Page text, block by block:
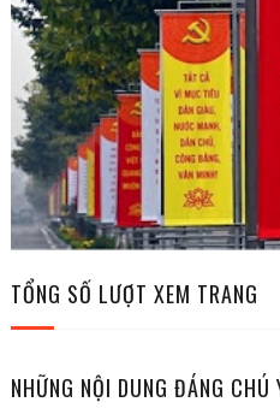
TỔNG SỐ LƯỢT XEM TRANG
NHỮNG NỘI DUNG ĐÁNG CHÚ